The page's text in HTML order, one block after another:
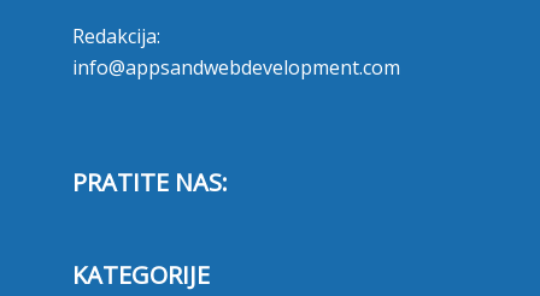
Redakcija:
info@appsandwebdevelopment.com
PRATITE NAS:
KATEGORIJE